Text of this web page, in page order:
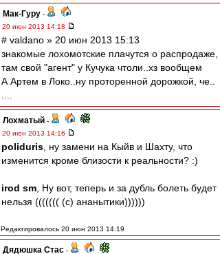
Мак-Гуру -
20 июн 2013 14:18
# valdano » 20 июн 2013 15:13
знакомые лохомотские плачутся о распродаже,
там свой "агент" у Кучука чтоли..хз вообщем
А Артем в Локо..ну проторенной дорожкой, че..
Лохматый -
20 июн 2013 14:16
poliduris , ну замени на Кыйв и Шахту, что
изменится кроме близости к реальности? :)
irod sm , Ну вот, теперь и за дубль болеть будет
нельзя ((((((( (с) ананытики))))))
Редактировалось 20 июн 2013 14:19
Дядюшка Стас -